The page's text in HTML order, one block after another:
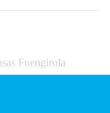
Fuengirola